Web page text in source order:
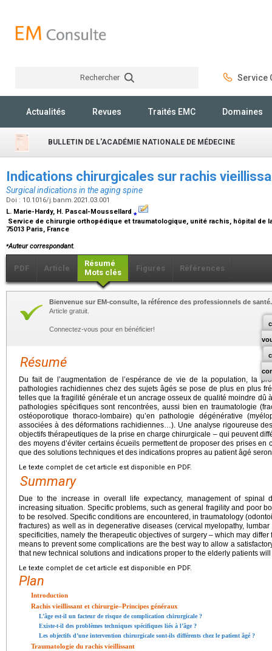
Rechercher Service
Actualités Revues Traités EMC Domaines
BULLETIN DE L'ACADÉMIE NATIONALE DE MÉDECINE
Indications chirurgicales sur rachis
Surgical indications in the aging spine
Doi : 10.1016/j.banm.2021.03.001
L. Marie-Hardy, H. Pascal-Moussellard ⁎
Service de chirurgie orthopédique et traumatologique, unité rachis, hôpital de
75013 Paris, France
⁎Auteur correspondant.
PDF Article
Résumé
Mots clés
Figures Références
Bienvenue sur EM-consulte, la référence des professionnels de santé.
Article gratuit.
Connectez-vous pour en bénéficier!
Résumé
Du fait de l’augmentation de l’espérance de vie de la population, la
pathologies rachidiennes chez des sujets âgés se pose de plus en plus
telles que la fragilité générale et un ancrage osseux de qualité moindre dû
pathologies spécifiques sont rencontrées, aussi bien en traumatologie
ostéoporotique thoraco-lombaire) qu’en pathologie dégénérative
associées à des déformations rachidiennes…). Une analyse rigoureuse
objectifs thérapeutiques de la prise en charge chirurgicale – qui peuvent
des moyens d’éviter certains écueils permettent de proposer des prises en
que des solutions techniques et des indications propres au patient âgé
Le texte complet de cet article est disponible en PDF.
Summary
Due to the increase in overall life expectancy, management of spinal
increasing situation. Specific problems, such as general fragility and poor
to be resolved. Specific conditions are encountered, in traumatology
fractures) as well as in degenerative diseases (cervical myelopathy,
specificities, namely the therapeutic objectives of surgery – which may
means to prevent some complications are the best way to allow a
that new technical solutions and indications proper to the elderly patients
Le texte complet de cet article est disponible en PDF.
Plan
Introduction
Rachis vieillissant et chirurgie–Principes généraux
L’âge est-il un facteur de risque de complication chirurgicale ?
Existe-t-il des problèmes techniques spécifiques liés à l’âge ?
Les objectifs d’une intervention chirurgicale sont-ils différents chez le patient âgé ?
Traumatologie du rachis vieillissant